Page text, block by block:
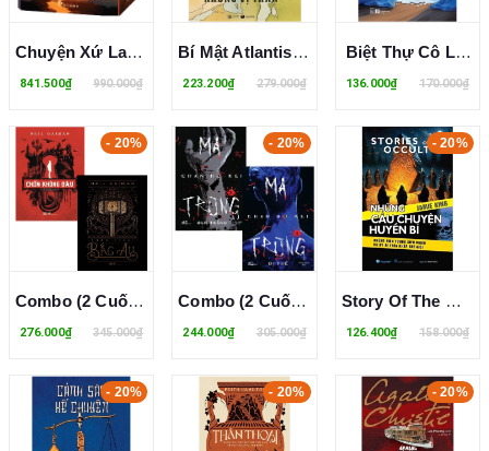
Chuyện Xứ Lang (Trọn Bộ 12 Tập) Nguyễn Nhật Ánh
841.500₫ 990.000₫
Bí Mật Atlantis (Phần 1): Gót Chân Những Vị Thần (Bìa Cứng) Thiện Nhân
223.200₫ 279.000₫
Biệt Thự Cô Lập Trên Núi Tuyết - Higashino Keigo
136.000₫ 170.000₫
- 20%
Combo (2 Cuốn Sách) Chốn Không Đâu + Thần Thoại Bắc Âu (Neil Gaiman)
276.000₫ 345.000₫
- 20%
Combo (2 Cuốn Sách) Ma Trùng 1 - Dị Thể + Ma Trùng 2 - Đen Trắng (Chan Ho-Kei)
244.000₫ 305.000₫
- 20%
Story Of The Occult - Những Câu Chuyện Huyền Bí
126.400₫ 158.000₫
- 20% - 20% - 20%